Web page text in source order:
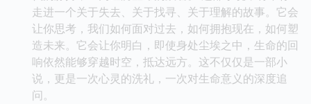
走进一个关于失去、关于找寻、关于理解的故事。它会
让你思考，我们如何面对过去，如何拥抱现在，如何塑
造未来。它会让你明白，即使身处尘埃之中，生命的回
响依然能够穿越时空，抵达远方。这不仅仅是一部小
说，更是一次心灵的洗礼，一次对生命意义的深度追
问。